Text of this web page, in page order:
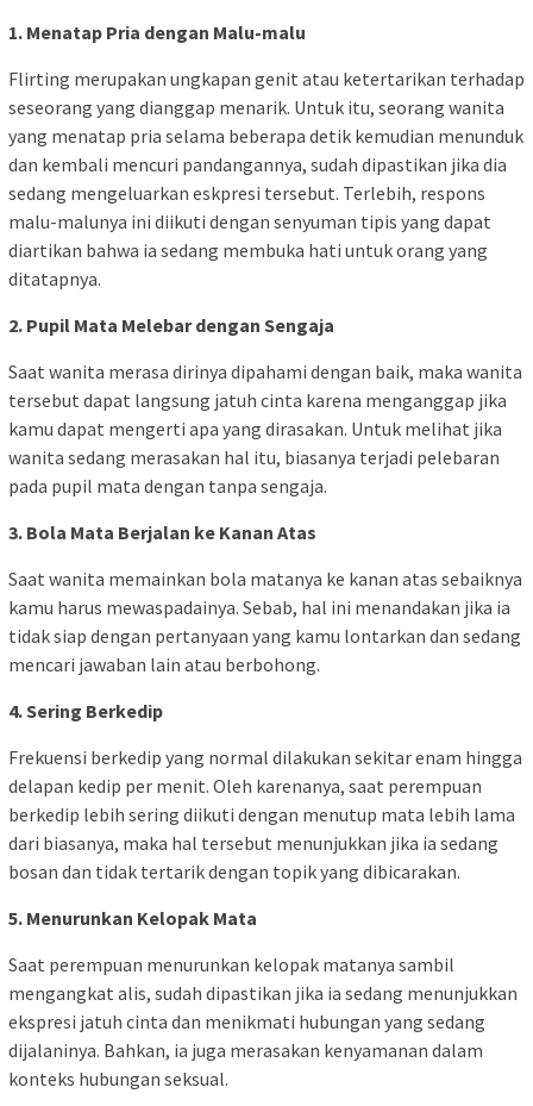
1. Menatap Pria dengan Malu-malu
Flirting merupakan ungkapan genit atau ketertarikan terhadap
seseorang yang dianggap menarik. Untuk itu, seorang wanita
yang menatap pria selama beberapa detik kemudian menunduk
dan kembali mencuri pandangannya, sudah dipastikan jika dia
sedang mengeluarkan eskpresi tersebut. Terlebih, respons
malu-malunya ini diikuti dengan senyuman tipis yang dapat
diartikan bahwa ia sedang membuka hati untuk orang yang
ditatapnya.
2. Pupil Mata Melebar dengan Sengaja
Saat wanita merasa dirinya dipahami dengan baik, maka wanita
tersebut dapat langsung jatuh cinta karena menganggap jika
kamu dapat mengerti apa yang dirasakan. Untuk melihat jika
wanita sedang merasakan hal itu, biasanya terjadi pelebaran
pada pupil mata dengan tanpa sengaja.
3. Bola Mata Berjalan ke Kanan Atas
Saat wanita memainkan bola matanya ke kanan atas sebaiknya
kamu harus mewaspadainya. Sebab, hal ini menandakan jika ia
tidak siap dengan pertanyaan yang kamu lontarkan dan sedang
mencari jawaban lain atau berbohong.
4. Sering Berkedip
Frekuensi berkedip yang normal dilakukan sekitar enam hingga
delapan kedip per menit. Oleh karenanya, saat perempuan
berkedip lebih sering diikuti dengan menutup mata lebih lama
dari biasanya, maka hal tersebut menunjukkan jika ia sedang
bosan dan tidak tertarik dengan topik yang dibicarakan.
5. Menurunkan Kelopak Mata
Saat perempuan menurunkan kelopak matanya sambil
mengangkat alis, sudah dipastikan jika ia sedang menunjukkan
ekspresi jatuh cinta dan menikmati hubungan yang sedang
dijalaninya. Bahkan, ia juga merasakan kenyamanan dalam
konteks hubungan seksual.